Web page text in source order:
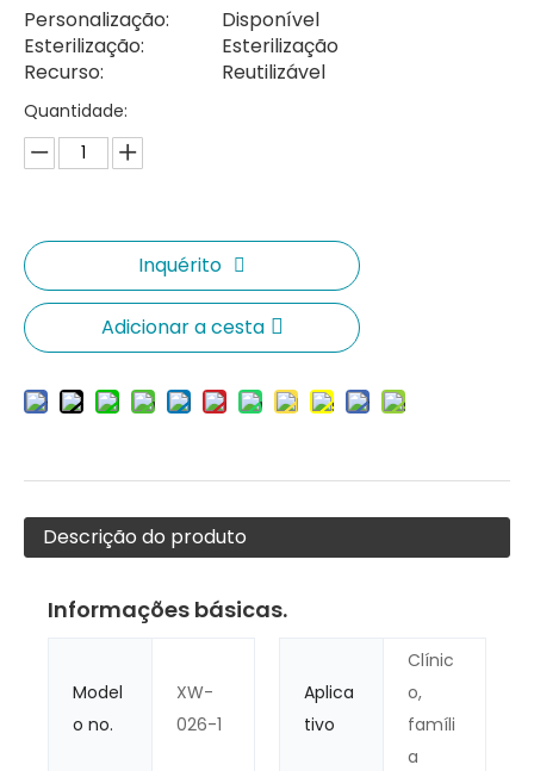
Personalização:
Disponível
Esterilização:
Esterilização
Recurso:
Reutilizável
Quantidade:
Inquérito
Adicionar a cesta
Descrição do produto
Informações básicas.
Model
o no.
XW-
026-1
Aplica
tivo
Clínic
o,
famíli
a